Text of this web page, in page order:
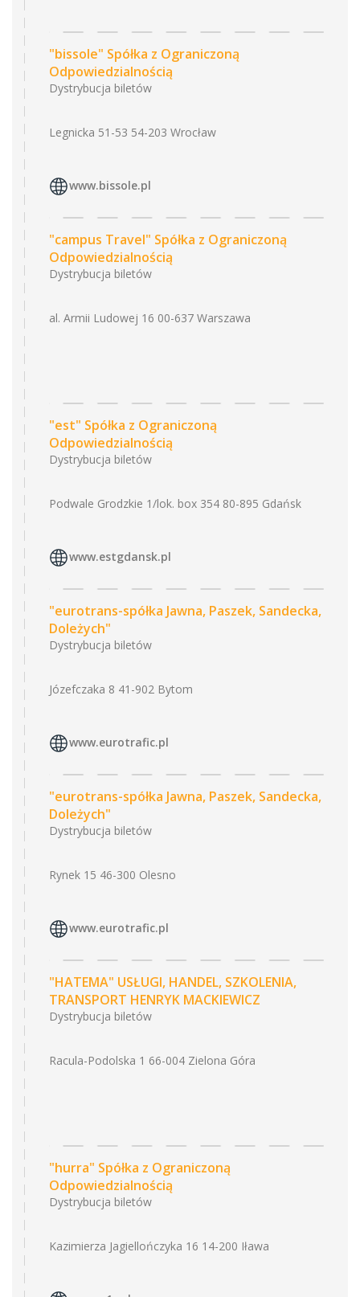
"bissole" Spółka z Ograniczoną
Odpowiedzialnością
Dystrybucja biletów
Legnicka 51-53 54-203 Wrocław
www.bissole.pl
"campus Travel" Spółka z Ograniczoną
Odpowiedzialnością
Dystrybucja biletów
al. Armii Ludowej 16 00-637 Warszawa
"est" Spółka z Ograniczoną
Odpowiedzialnością
Dystrybucja biletów
Podwale Grodzkie 1/lok. box 354 80-895 Gdańsk
www.estgdansk.pl
"eurotrans-spółka Jawna, Paszek, Sandecka,
Doleżych"
Dystrybucja biletów
Józefczaka 8 41-902 Bytom
www.eurotrafic.pl
"eurotrans-spółka Jawna, Paszek, Sandecka,
Doleżych"
Dystrybucja biletów
Rynek 15 46-300 Olesno
www.eurotrafic.pl
"HATEMA" USŁUGI, HANDEL, SZKOLENIA,
TRANSPORT HENRYK MACKIEWICZ
Dystrybucja biletów
Racula-Podolska 1 66-004 Zielona Góra
"hurra" Spółka z Ograniczoną
Odpowiedzialnością
Dystrybucja biletów
Kazimierza Jagiellończyka 16 14-200 Iława